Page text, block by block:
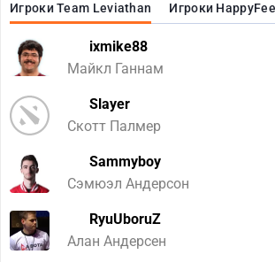
Игроки Team Leviathan Игроки
ixmike88
Майкл Ганнам
Slayer
Скотт Палмер
Sammyboy
Сэмюэл Андерсон
RyuUboruZ
Алан Андерсен